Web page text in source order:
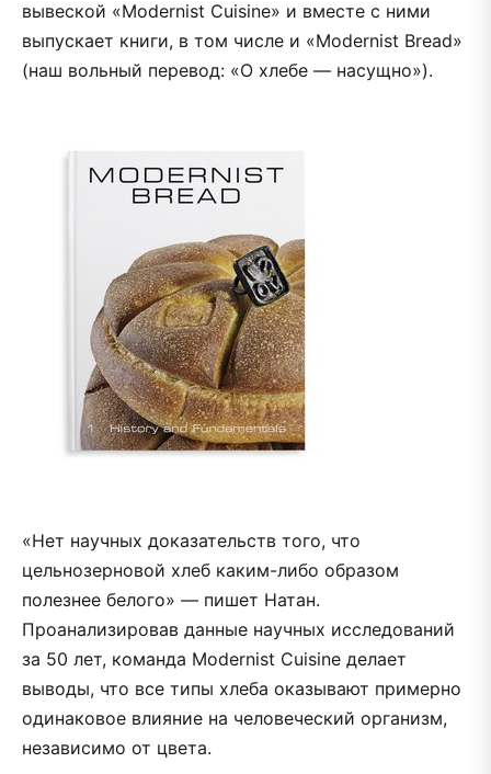
вывеской «Modernist Cuisine» и вместе с ними
выпускает книги, в том числе и «Modernist Bread»
(наш вольный перевод: «О хлебе — насущно»).
«Нет научных доказательств того, что
цельнозерновой хлеб каким-либо образом
полезнее белого» — пишет Натан.
Проанализировав данные научных исследований
за 50 лет, команда Modernist Cuisine делает
выводы, что все типы хлеба оказывают примерно
одинаковое влияние на человеческий организм,
независимо от цвета.